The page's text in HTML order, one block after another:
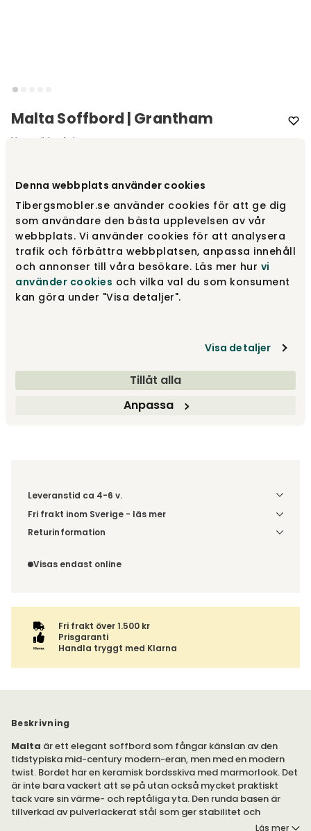
Denna webbplats använder cookies
Tibergsmobler.se använder cookies för att ge dig
som användare den bästa upplevelsen av vår
webbplats. Vi använder cookies för att analysera
trafik och förbättra webbplatsen, anpassa innehåll
och annonser till våra besökare. Läs mer hur vi
använder cookies och vilka val du som konsument
kan göra under "Visa detaljer".
Visa detaljer
Tillåt alla
Anpassa
Malta Soffbord | Grantham
Varumärke Actona
Välj utförandeGrantham
Grantham
Unico 2 220 kr
Lägg i varukorg
Leveranstid ca 4-6 v.
Fri frakt inom Sverige - läs mer
Denna vara skickas till ett ombud. Du väljer själv i kassan
varan ihop med andra produkter skickas hela ordern
Returinformation
inte av ångerrätten.
Visas endast online
Fri frakt över 1.500 kr
Prisgaranti
Handla tryggt med Klarna
Beskrivning
Malta är ett elegant soffbord som fångar känslan av den
tidstypiska mid-century modern-eran, men med en modern
twist. Bordet har en keramisk bordsskiva med marmorlook. Det
är inte bara vackert att se på utan också mycket praktiskt
tack vare sin värme- och reptåliga yta. Den runda basen är
tillverkad av pulverlackerat stål som ger stabilitet och
Läs mer